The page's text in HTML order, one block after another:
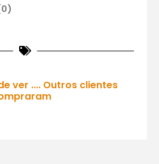
ver .... Outros clientes